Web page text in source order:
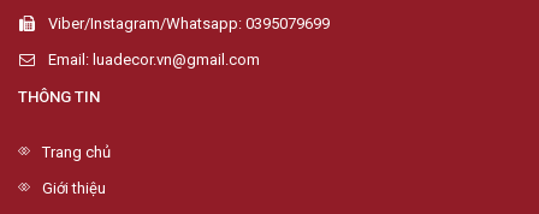
Viber/Instagram/Whatsapp: 0395079699
Email: luadecor.vn@gmail.com
THÔNG TIN
Trang chủ
Giới thiệu